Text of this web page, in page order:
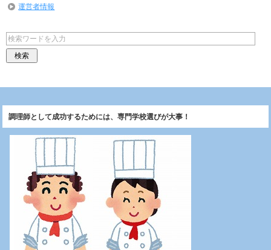
運営者情報
調理師として成功するためには、専門学校選びが大事！